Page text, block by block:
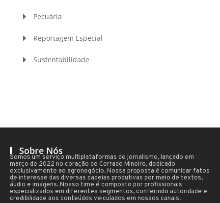
Pecuária
Reportagem Especial
Sustentabilidade
Sobre Nós
Somos um serviço multiplataformas de jornalismo, lançado em
março de 2022 no coração do Cerrado Mineiro, dedicado
exclusivamente ao agronegócio. Nossa proposta é comunicar fatos
de interesse das diversas cadeias produtivas por meio de textos,
áudio e imagens. Nosso time é composto por profissionais
especializados em diferentes segmentos, conferindo autoridade e
credibilidade aos conteúdos veiculados em nossos canais.